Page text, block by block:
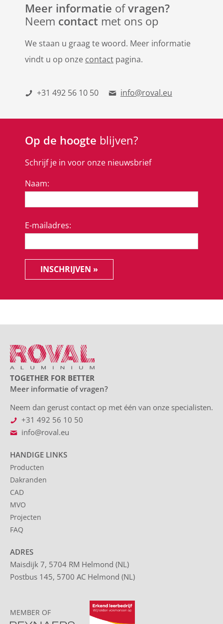
Meer informatie ofvragen?
Neem contact met ons op
We staan u graag te woord. Meer informatie
vindt u op onze contact pagina.
+31 492 56 10 50 info@roval.eu
Op de hoogte blijven?
Schrijf je in voor onze nieuwsbrief
Naam:
E-mailadres:
INSCHRIJVEN »
TOGETHER FOR BETTER
Meer informatie of vragen?
Neem dan gerust contact op met één van onze specialisten.
+31 492 56 10 50
info@roval.eu
HANDIGE LINKS
Producten
Dakranden
CAD
MVO
Projecten
FAQ
ADRES
Maisdijk 7, 5704 RM Helmond (NL)
Postbus 145, 5700 AC Helmond (NL)
MEMBER OF